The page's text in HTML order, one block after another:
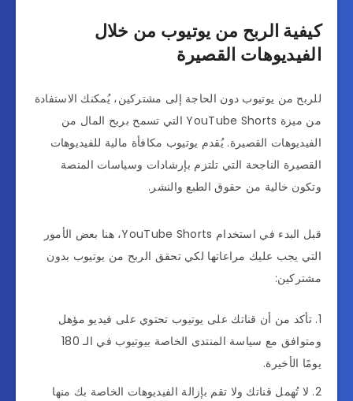
كيفية الربح من يوتيوب من خلال
الفيديوهات القصيرة
للربح من يوتيوب دون الحاجة إلى مشتركين، يُمكنك الاستفادة
من ميزة YouTube Shorts التي تسمح بربح المال من
الفيديوهات القصيرة. يُقدم يوتيوب مكافأة مالية للفيديوهات
القصيرة الناجحة التي تلتزم بإرشادات وسياسات المنصة
وتكون خالية من حقوق الطبع والنشر.
قبل البدء في استخدام YouTube Shorts، هنا بعض الأمور
التي يجب عليك مراعاتها لكي تحقق الربح من يوتيوب بدون
مشتركين:
تأكد من أن قناتك على يوتيوب تحتوي على فيديو مؤهل
ومتوافق مع سياسة المنتدى الخاصة بيوتيوب في الـ 180
يومًا الأخيرة.
لا تُهمل قناتك ولا تقم بإزالة الفيديوهات الخاصة بك منها